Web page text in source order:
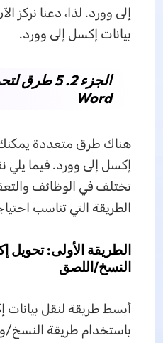
إلى وورد. لذا، دعنا نركز
بيانات إكسل إلى وورد.
Word
هناك طرق متعددة
تختلف في الوظائف
الطريقة التي تناسب
الطريقة الأولى: تحويل
النسخ/اللصق
أبسط طريقة لنقل
باستخدام طريقة